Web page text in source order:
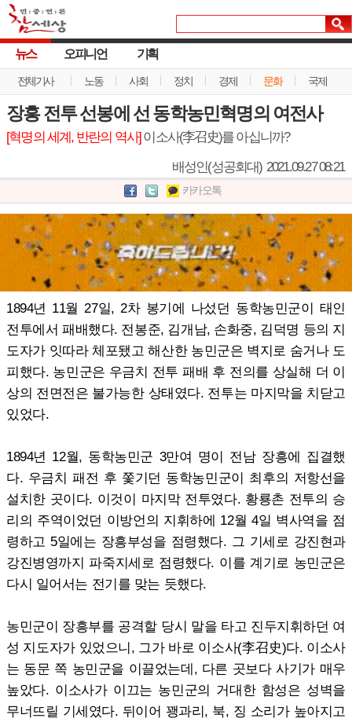
뉴스
전체기사 노동 사회 정치 경제 문화 국제
오피니언 기획
장흥 전투 선봉에 선 동학농민혁명의 여전사
[혁명의 세계, 반란의 역사]이소사(李召史)를 아십니까?
배성인(성공회대) 2021.09.27 08:21
카카오톡
1894년 11월 27일, 2차 봉기에 나섰던 동학농민군이 태인
전투에서 패배했다. 전봉준, 김개남, 손화중, 김덕명 등의 지
도자가 잇따라 체포됐고 해산한 농민군은 벽지로 숨거나 도
피했다. 농민군은 우금치 전투 패배 후 전의를 상실해 더 이
상의 전면전은 불가능한 상태였다. 전투는 마지막을 치닫고
있었다.
1894년 12월, 동학농민군 3만여 명이 전남 장흥에 집결했
다. 우금치 패전 후 쫓기던 동학농민군이 최후의 저항선을
설치한 곳이다. 이것이 마지막 전투였다. 황룡촌 전투의 승
리의 주역이었던 이방언의 지휘하에 12월 4일 벽사역을 점
령하고 5일에는 장흥부성을 점령했다. 그 기세로 강진현과
강진병영까지 파죽지세로 점령했다. 이를 계기로 농민군은
다시 일어서는 전기를 맞는 듯했다.
농민군이 장흥부를 공격할 당시 말을 타고 진두지휘하던 여
성 지도자가 있었으니, 그가 바로 이소사(李召史)다. 이소사
는 동문 쪽 농민군을 이끌었는데, 다른 곳보다 사기가 매우
높았다. 이소사가 이끄는 농민군의 거대한 함성은 성벽을
무너뜨릴 기세였다. 뒤이어 꽹과리, 북, 징 소리가 높아지고